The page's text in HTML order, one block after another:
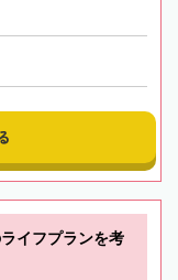
イフプランを考